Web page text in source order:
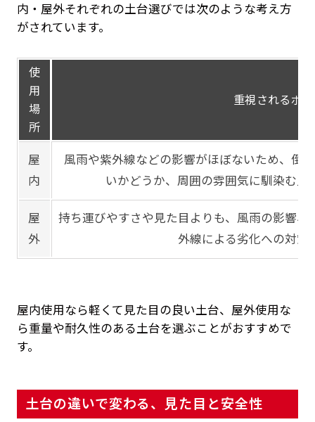
内・屋外それぞれの土台選びでは次のような考え方
がされています。
使
用
場
所
重視されるポ
屋
内
風雨や紫外線などの影響がほぼないため、倒
いかどうか、周囲の雰囲気に馴染む
屋
外
持ち運びやすさや見た目よりも、風雨の影響
外線による劣化への対策
屋内使用なら軽くて見た目の良い土台、屋外使用な
ら重量や耐久性のある土台を選ぶことがおすすめで
す。
土台の違いで変わる、見た目と安全性